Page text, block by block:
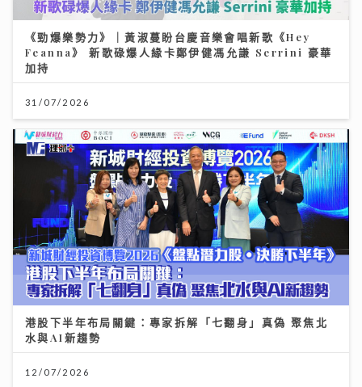
《勁爆樂勢力》｜黃淑蔓盼台慶音樂會唱新歌《Hey
Feanna》 新歌碌爆人緣卡鄭伊健馮允謙 Serrini 豪華
加持
31/07/2026
港股下半年布局關鍵：專家拆解「七翻身」真偽 聚焦北
水與AI新趨勢
12/07/2026